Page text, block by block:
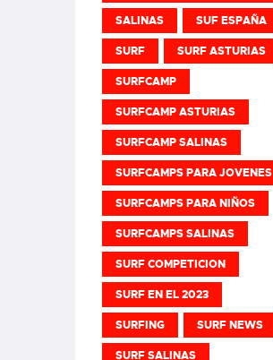
SALINAS SUF ESPAÑA
SURF SURF ASTURIAS
SURFCAMP
SURFCAMP ASTURIAS
SURFCAMP SALINAS
SURFCAMPS PARA JOVENES
SURFCAMPS PARA NIÑOS
SURFCAMPS SALINAS
SURF COMPETICION
SURF EN EL 2023
SURFING SURF NEWS
SURF SALINAS